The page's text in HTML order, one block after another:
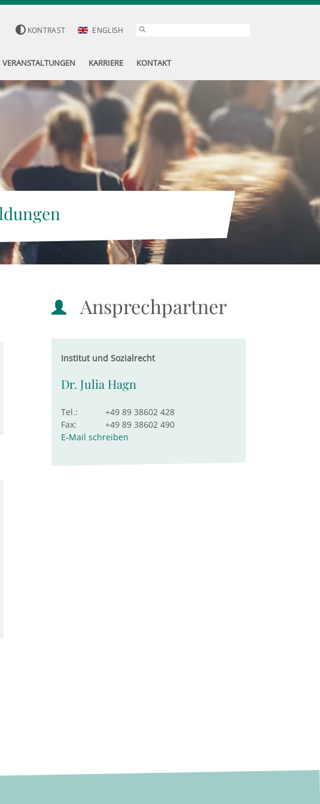
KONTRAST ENGLISH
VERANSTALTUNGEN KARRIERE KONTAKT
Ansprechpartner
Institut und Sozialrecht
Dr. Julia Hagn
Tel.:
+49 89 38602 428
Fax:
+49 89 38602 490
E-Mail schreiben